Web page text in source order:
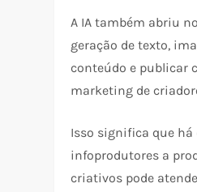
A IA também abriu
geração de texto,
conteúdo e publicar
marketing de
Isso significa que há
infoprodutores a
criativos pode